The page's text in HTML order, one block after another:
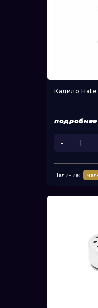
Кадило Hate
подробнее
-
Наличие: